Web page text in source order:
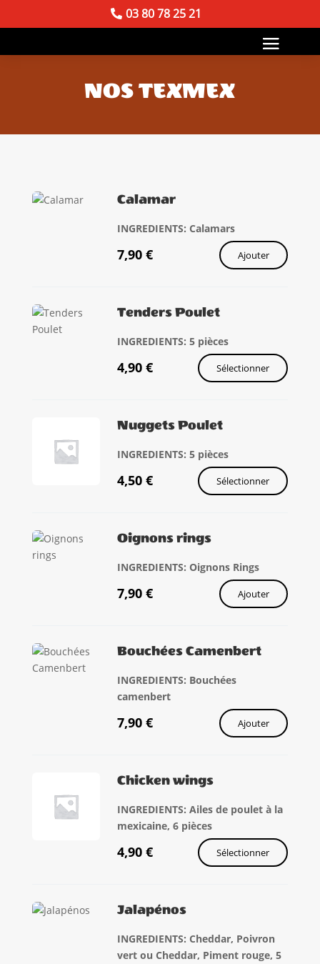
03 80 78 25 21
NOS TEXMEX
Calamar
INGREDIENTS: Calamars
7,90 € Ajouter
Tenders Poulet
INGREDIENTS: 5 pièces
4,90 € Sélectionner
Nuggets Poulet
INGREDIENTS: 5 pièces
4,50 € Sélectionner
Oignons rings
INGREDIENTS: Oignons Rings
7,90 € Ajouter
Bouchées Camenbert
INGREDIENTS: Bouchées
camenbert
7,90 € Ajouter
Chicken wings
INGREDIENTS: Ailes de poulet à la
mexicaine, 6 pièces
4,90 € Sélectionner
Jalapénos
INGREDIENTS: Cheddar, Poivron
vert ou Cheddar, Piment rouge, 5